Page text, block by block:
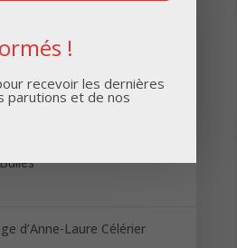
de Gaz par Copraudit
“
d’Anne-Laure Célérier
!
recevoir les dernières
parutions et de nos